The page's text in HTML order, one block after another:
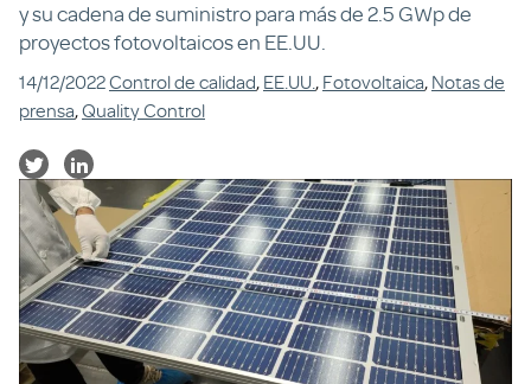
y su cadena de suministro para más de 2.5 GWp de
proyectos fotovoltaicos en EE.UU.
14/12/2022Control de calidad, EE.UU., Fotovoltaica, Notas de
prensa,Quality Control